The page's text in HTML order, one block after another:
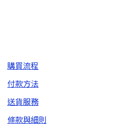
購買流程
付款方法
送貨服務
條款與細則